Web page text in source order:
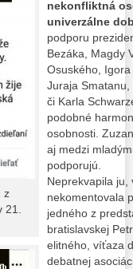
z
nekonfliktná
univerzálne
podporu
Bezáka, Magdy
Osuského,
Juraja
či Karla
podobné
osobnosti.
aj medzi
podporujú.
Neprekvapila
nekomentovala
jedného z
bratislavskej
elitného, víťaza
debatnej